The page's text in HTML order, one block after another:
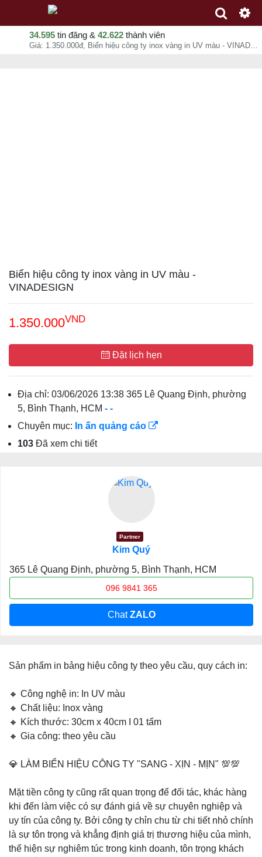
34.595 tin đăng & 42.622 thành viên
Giá: 1.350.000đ, Biển hiệu công ty inox vàng in UV màu - VINADESIGN, Kim Quý, chuyên mục In ấn quảng cáo tại - - 06-08-2026 12:39:16
Biển hiệu công ty inox vàng in UV màu -
VINADESIGN
1.350.000VND
Đặt lịch hẹn
Địa chỉ: 03/06/2026 13:38 365 Lê Quang Định, phường
5, Bình Thạnh, HCM - -
Chuyên mục: In ấn quảng cáo
103 Đã xem chi tiết
Partner
Kim Quý
365 Lê Quang Định, phường 5, Bình Thạnh, HCM
096 9841 365
ChatZALO
Sản phẩm in bảng hiệu công ty theo yêu cầu, quy cách in:
🔸 Công nghệ in: In UV màu
🔸 Chất liệu: Inox vàng
🔸 Kích thước: 30cm x 40cm I 01 tấm
🔸 Gia công: theo yêu cầu
💎 LÀM BIỂN HIỆU CÔNG TY "SANG - XỊN - MỊN" 💯💯
Mặt tiền công ty cũng rất quan trọng để đối tác, khác hàng
khi đến làm việc có sự đánh giá về sự chuyên nghiệp và
uy tín của công ty. Bởi công ty chỉn chu từ chi tiết nhỏ chính
là sự tôn trọng và khẳng định giá trị thương hiệu của mình,
thể hiện sự nghiêm túc trong kinh doanh, tôn trọng khách